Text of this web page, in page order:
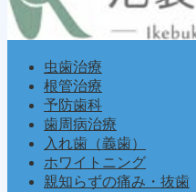
虫歯治療
根管治療
予防歯科
歯周病治療
入れ歯（義歯）
ホワイトニング
親知らずの痛み・抜歯